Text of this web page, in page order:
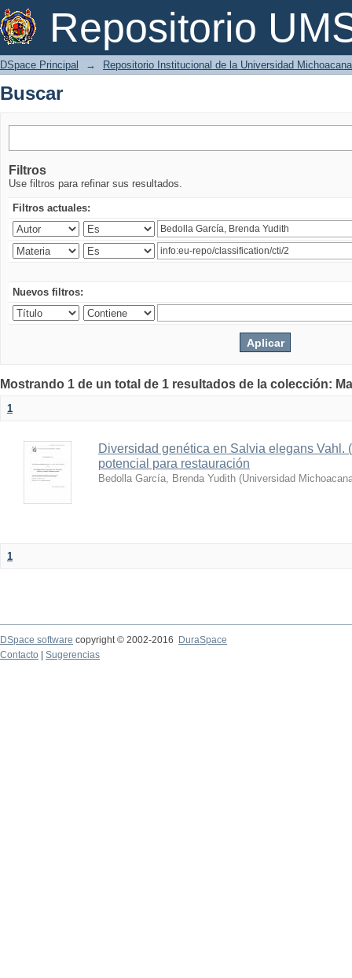
Repositorio
Buscar
DSpace Principal → Repositorio Institucional de la Universidad
Buscar
Filtros
Use filtros para refinar sus resultados.
Filtros actuales:
Nuevos filtros:
Mostrando 1 de un total de 1 resultados de la colección:
1
Diversidad genética en Salvia elegans Vahl.
potencial para restauración
Bedolla García, Brenda Yudith (Universidad
1
DSpace software copyright © 2002-2016
DuraSpace
Contacto
Sugerencias